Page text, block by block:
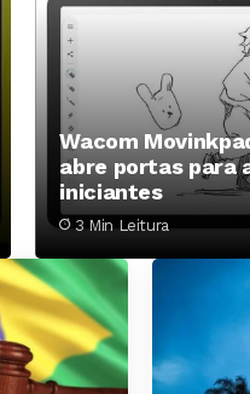
Wacom
abre portas para
iniciantes
3 Min Leitura